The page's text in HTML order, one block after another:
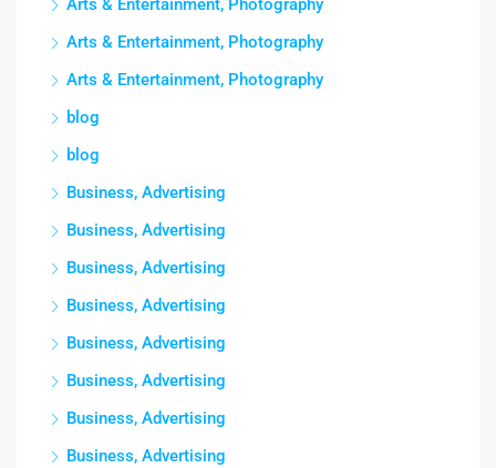
Arts & Entertainment, Photography
Arts & Entertainment, Photography
Arts & Entertainment, Photography
blog
blog
Business, Advertising
Business, Advertising
Business, Advertising
Business, Advertising
Business, Advertising
Business, Advertising
Business, Advertising
Business, Advertising